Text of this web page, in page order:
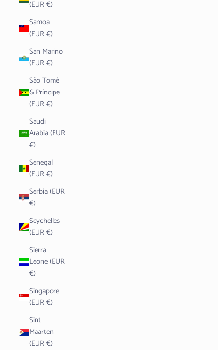
(EUR €)
Samoa
(EUR €)
San Marino
(EUR €)
São Tomé
& Príncipe
(EUR €)
Saudi
Arabia (EUR
€)
Senegal
(EUR €)
Serbia (EUR
€)
Seychelles
(EUR €)
Sierra
Leone (EUR
€)
Singapore
(EUR €)
Sint
Maarten
(EUR €)